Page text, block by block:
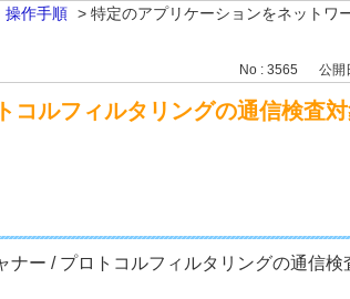
操作手順 > 特定のアプリケーションをネットワ
No : 3565 公開
ルフィルタリングの通信検査
ー / プロトコルフィルタリングの通信検